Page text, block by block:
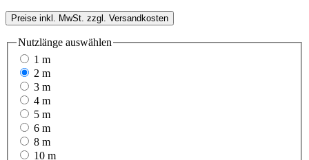
Preise inkl. MwSt. zzgl. Versandkosten
Nutzlänge auswählen
1 m
2 m
3 m
4 m
5 m
6 m
8 m
10 m